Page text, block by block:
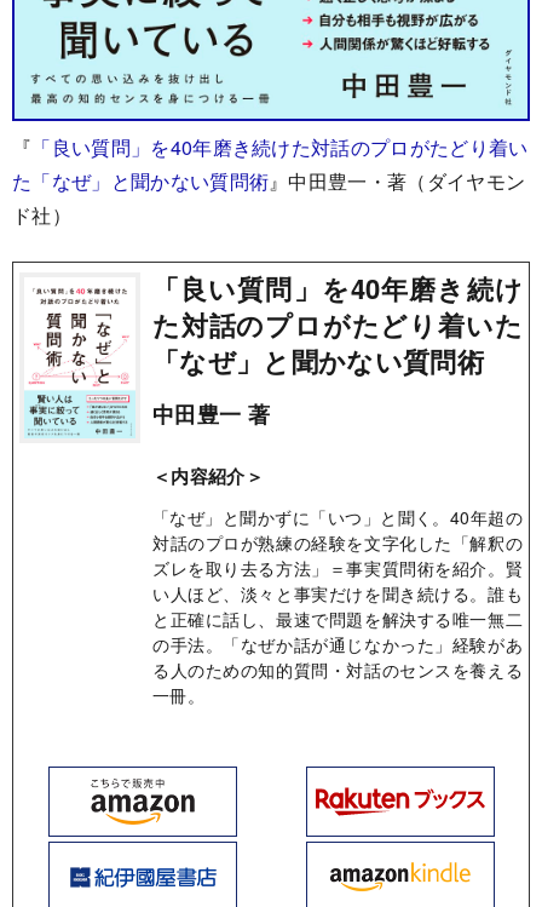
『 「良い質問」を40年磨き続けた対話のプロがたどり着い
た「なぜ」と聞かない質問術』中田豊一・著（ダイヤモン
ド社）
「良い質問」を40年磨き続け
た対話のプロがたどり着いた
「なぜ」と聞かない質問術
中田豊一 著
＜内容紹介＞
「なぜ」と聞かずに「いつ」と聞く。40年超の
対話のプロが熟練の経験を文字化した「解釈の
ズレを取り去る方法」＝事実質問術を紹介。賢
い人ほど、淡々と事実だけを聞き続ける。誰も
と正確に話し、最速で問題を解決する唯一無二
の手法。「なぜか話が通じなかった」経験があ
る人のための知的質問・対話のセンスを養える
一冊。